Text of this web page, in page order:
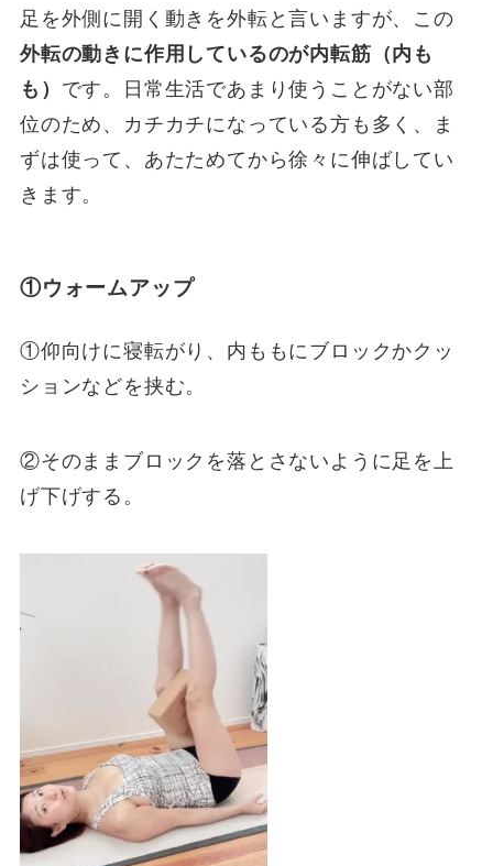
足を外側に開く動きを外転と言いますが、この
外転の動きに作用しているのが内転筋（内も
も） です。日常生活であまり使うことがない部
位のため、カチカチになっている方も多く、ま
ずは使って、あたためてから徐々に伸ばしてい
きます。
①ウォームアップ
①仰向けに寝転がり、内ももにブロックかクッ
ションなどを挟む。
②そのままブロックを落とさないように足を上
げ下げする。